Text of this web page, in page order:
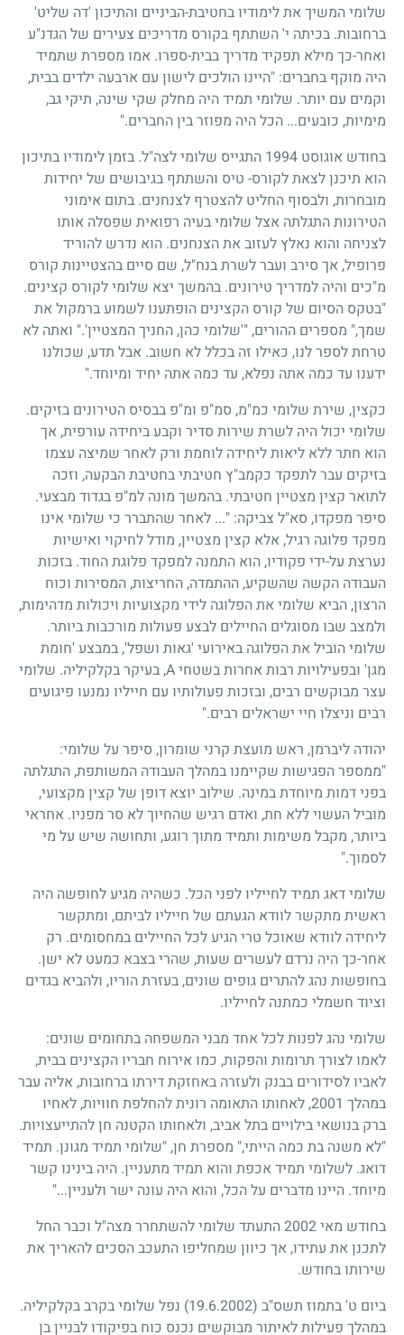
שלומי המשיך את לימודיו בחטיבת-הביניים והתיכון 'דה שליט'
ברחובות. בכיתה י' השתתף בקורס מדריכים צעירים של הגדנ"ע
ואחר-כך מילא תפקיד מדריך בבית-ספרו. אמו מספרת שתמיד
היה מוקף בחברים: "היינו הולכים לישון עם ארבעה ילדים בבית,
וקמים עם יותר. שלומי תמיד היה מחלק שקי שינה, תיקי גב,
מימיות, כובעים... הכל היה מפוזר בין החברים."
בחודש אוגוסט 1994 התגייס שלומי לצה"ל. בזמן לימודיו בתיכון
הוא תיכנן לצאת לקורס- טיס והשתתף בגיבושים של יחידות
מובחרות, ולבסוף החליט להצטרף לצנחנים. בתום אימוני
הטירונות התגלתה אצל שלומי בעיה רפואית שפסלה אותו
לצניחה והוא נאלץ לעזוב את הצנחנים. הוא נדרש להוריד
פרופיל, אך סירב ועבר לשרת בנח"ל, שם סיים בהצטיינות קורס
מ"כים והיה למדריך טירונים. בהמשך יצא שלומי לקורס קצינים.
"בטקס הסיום של קורס הקצינים הופתענו לשמוע ברמקול את
שמך," מספרים ההורים, "'שלומי כהן, החניך המצטיין'." ואתה לא
טרחת לספר לנו, כאילו זה בכלל לא חשוב. אבל תדע, שכולנו
ידענו עד כמה אתה נפלא, עד כמה אתה יחיד ומיוחד."
כקצין, שירת שלומי כמ"מ, סמ"פ ומ"פ בבסיס הטירונים בזיקים.
שלומי יכול היה לשרת שירות סדיר וקבע ביחידה עורפית, אך
הוא חתר ללא ליאות ליחידה לוחמת ורק לאחר שמיצה עצמו
בזיקים עבר לתפקד כקמב"ץ חטיבתי בחטיבת הבקעה, וזכה
לתואר קצין מצטיין חטיבתי. בהמשך מונה למ"פ בגדוד מבצעי.
סיפר מפקדו, סא"ל צביקה: "... לאחר שהתברר כי שלומי אינו
מפקד פלוגה רגיל, אלא קצין מצטיין, מודל לחיקוי ואישיות
נערצת על-ידי פקודיו, הוא התמנה למפקד פלוגת החוד. בזכות
העבודה הקשה שהשקיע, ההתמדה, החריצות, המסירות וכוח
הרצון, הביא שלומי את הפלוגה לידי מקצועיות ויכולות מדהימות,
ולמצב שבו מסוגלים החיילים לבצע פעולות מורכבות ביותר.
שלומי הוביל את הפלוגה באירועי 'גאות ושפל', במבצע 'חומת
מגן' ובפעילויות רבות אחרות בשטחיA, בעיקר בקלקיליה. שלומי
עצר מבוקשים רבים, ובזכות פעולותיו עם חייליו נמנעו פיגועים
רבים וניצלו חיי ישראלים רבים."
יהודה ליברמן, ראש מועצת קרני שומרון, סיפר על שלומי:
"ממספר הפגישות שקיימנו במהלך העבודה המשותפת, התגלתה
בפני דמות מיוחדת במינה. שילוב יוצא דופן של קצין מקצועי,
מוביל העשוי ללא חת, ואדם רגיש שהחיוך לא סר מפניו. אחראי
ביותר, מקבל משימות ותמיד מתוך רוגע, ותחושה שיש על מי
לסמוך."
שלומי דאג תמיד לחייליו לפני הכל. כשהיה מגיע לחופשה היה
ראשית מתקשר לוודא הגעתם של חייליו לביתם, ומתקשר
ליחידה לוודא שאוכל טרי הגיע לכל החיילים במחסומים. רק
אחר-כך היה נרדם לעשרים שעות, שהרי בצבא כמעט לא ישן.
בחופשות נהג להתרים גופים שונים, בעזרת הוריו, ולהביא בגדים
וציוד חשמלי כמתנה לחייליו.
שלומי נהג לפנות לכל אחד מבני המשפחה בתחומים שונים:
לאמו לצורך תרומות והפקות, כמו אירוח חבריו הקצינים בבית,
לאביו לסידורים בבנק ולעזרה באחזקת דירתו ברחובות, אליה עבר
במהלך 2001, לאחותו התאומה רונית להחלפת חוויות, לאחיו
ברק בנושאי בילויים בתל אביב, ולאחותו הקטנה חן להתייעצויות.
"לא משנה בת כמה הייתי," מספרת חן, "שלומי תמיד מגונן. תמיד
דואג. לשלומי תמיד אכפת והוא תמיד מתעניין. היה בינינו קשר
מיוחד. היינו מדברים על הכל, והוא היה עונה ישר ולעניין..."
בחודש מאי2002התעתד שלומי להשתחרר מצה"ל וכבר החל
לתכנן את עתידו, אך כיוון שמחליפו התעכב הסכים להאריך את
שירותו בחודש.
ביום ט' בתמוז תשס"ב (19.6.2002)
נפל שלומי בקרב בקלקיליה.
במהלך פעילות לאיתור מבוקשים נכנס כוח בפיקודו לבניין בן